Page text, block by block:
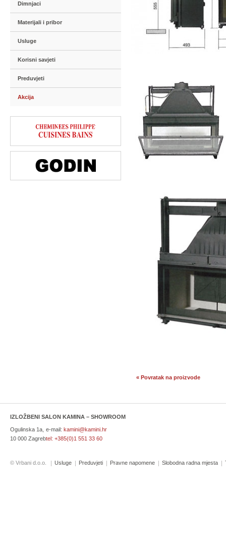
Dimnjaci
Materijali i pribor
Usluge
Korisni savjeti
Preduvjeti
Akcija
« Povratak na proizvode
IZLOŽBENI SALON KAMINA – SHOWROOM
Ogulinska 1a,
10 000 Zagreb
e-mail: kamini@kamini.hr
tel: +385(0)1 551 33 60
© Vrbani d.o.o. Usluge Preduvjeti Pravne napomene Slobodna radna mjesta